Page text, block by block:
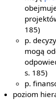
185)
p.
mogą
s. 185)
p.
poziom